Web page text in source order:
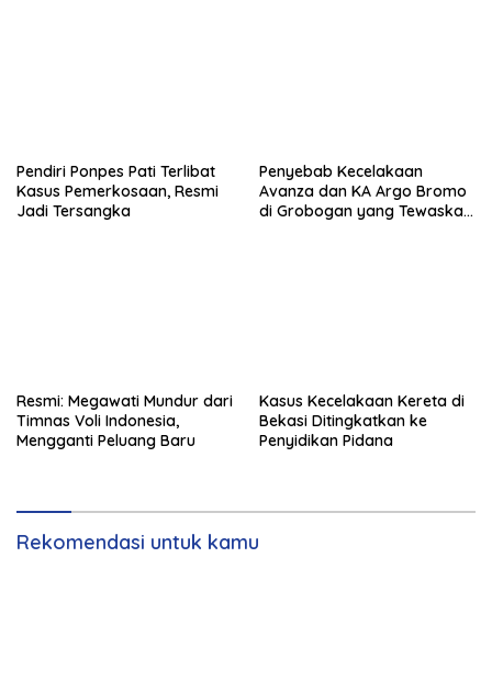
Pendiri Ponpes Pati Terlibat
Kasus Pemerkosaan, Resmi
Jadi Tersangka
Penyebab Kecelakaan
Avanza dan KA Argo Bromo
di Grobogan yang Tewaskan
Resmi: Megawati Mundur dari
Timnas Voli Indonesia,
Mengganti Peluang Baru
Kasus Kecelakaan Kereta di
Bekasi Ditingkatkan ke
Penyidikan Pidana
Rekomendasi untuk kamu